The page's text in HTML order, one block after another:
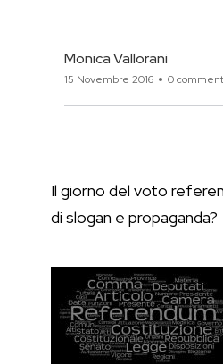
Monica Vallorani
15 Novembre 2016 0
Il giorno del voto
di slogan e propaganda?